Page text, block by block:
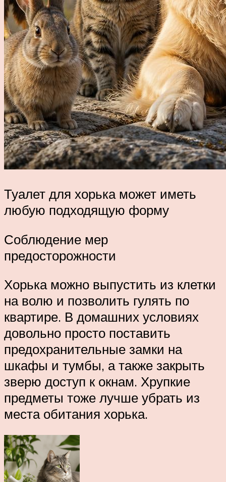
Туалет для хорька может иметь
любую подходящую форму
Соблюдение мер
предосторожности
Хорька можно выпустить из клетки
на волю и позволить гулять по
квартире. В домашних условиях
довольно просто поставить
предохранительные замки на
шкафы и тумбы, а также закрыть
зверю доступ к окнам. Хрупкие
предметы тоже лучше убрать из
места обитания хорька.